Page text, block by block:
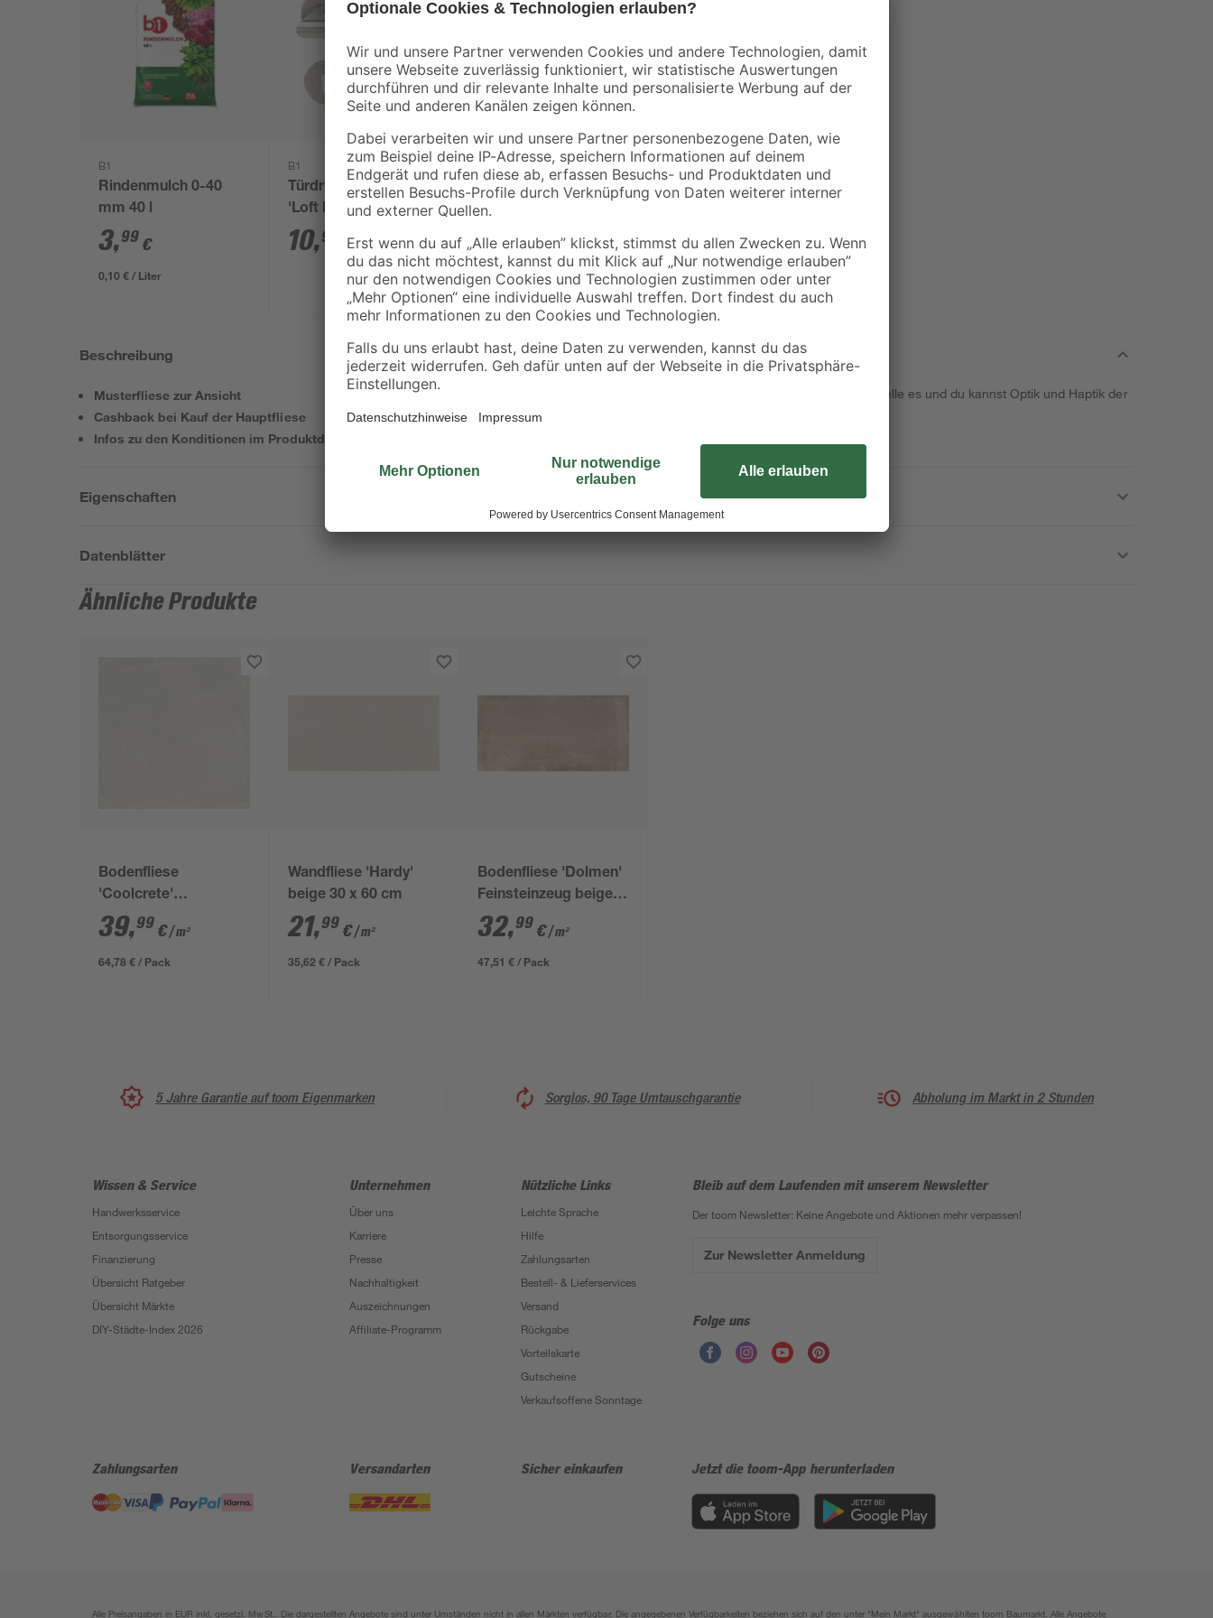
B1
Rindenmulch 0-40
mm 40 l
3,99 €
0,10 € / Liter
B1
Türdrückergarnitur
'Loft I'
10,99 €
Beschreibung
Musterfliese zur Ansicht
Cashback bei Kauf der Hauptfliese
Infos zu den Konditionen im Produktdatenblatt
Dies ist das Handmuster zum Hauptartikel. Bestelle es und du kannst Optik und Haptik der
Eigenschaften
Datenblätter
Ähnliche Produkte
Bodenfliese
'Coolcrete'
Feinsteinzeug weiß 90
x 90 x 0,9 cm
39,99 €/ m²
64,78 € / Pack
Wandfliese 'Hardy'
beige 30 x 60 cm
21,99 €/ m²
35,62 € / Pack
Bodenfliese 'Dolmen'
Feinsteinzeug beige
60 x 120 x 0,9cm
32,99 €/ m²
47,51 € / Pack
5 Jahre Garantie auf toom Eigenmarken Sorglos, 90 Tage Umtauschgarantie Abholung im Markt in 2 Stunden
Wissen & Service
Handwerksservice
Entsorgungsservice
Finanzierung
Übersicht Ratgeber
Übersicht Märkte
DIY-Städte-Index 2026
Unternehmen
Über uns
Karriere
Presse
Nachhaltigkeit
Auszeichnungen
Affiliate-Programm
Nützliche Links
Leichte Sprache
Hilfe
Zahlungsarten
Bestell- & Lieferservices
Versand
Rückgabe
Vorteilskarte
Gutscheine
Verkaufsoffene Sonntage
Bleib auf dem Laufenden mit unserem Newsletter
Der toom Newsletter: Keine Angebote und Aktionen mehr verpassen!
Zur Newsletter Anmeldung
Folge uns
Zahlungsarten Versandarten Sicher einkaufen Jetzt die toom-App herunterladen
Alle Preisangaben in EUR inkl. gesetzl. MwSt.. Die dargestellten Angebote sind unter Umständen nicht in allen Märkten verfügbar. Die angegebenen Verfügbarkeiten beziehen sich auf den unter "Mein Markt" ausgewählten toom Baumarkt. Alle Angebote